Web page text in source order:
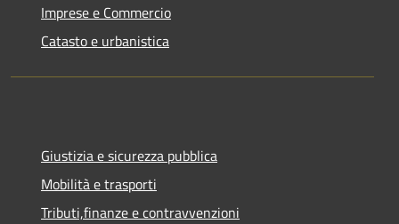
Imprese e Commercio
Catasto e urbanistica
Giustizia e sicurezza pubblica
Mobilità e trasporti
Tributi,finanze e contravvenzioni